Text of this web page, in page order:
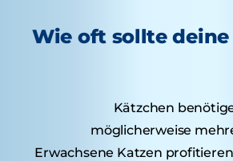
Wie oft sollte deine
Kätzchen
möglicherweise
Erwachsene Katzen